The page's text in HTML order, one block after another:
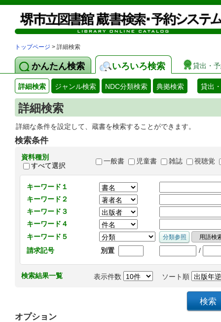
トップページ > 詳細検索
かんたん検索 いろいろ検索 貸出・
詳細検索 ジャンル検索 NDC分類検索 典拠検索 貸出
詳細検索
詳細な条件を設定して、蔵書を検索することができます。
検索条件
資料種別
すべて選択
一般書 児童書 雑誌 視聴覚
キーワード１
キーワード２
キーワード３
キーワード４
キーワード５
請求記号
別置 /
検索結果一覧 表示件数 ソート順
オプション